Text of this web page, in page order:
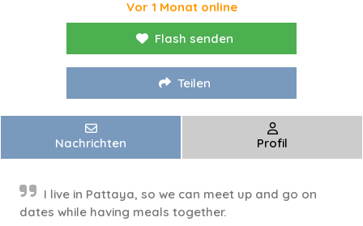
Vor 1 Monat online
Flash senden
Teilen
Nachrichten Profil
I live in Pattaya, so we can meet up and go on
dates while having meals together.